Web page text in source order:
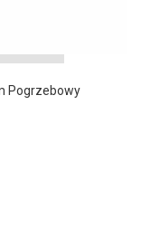
Pogrzebowy